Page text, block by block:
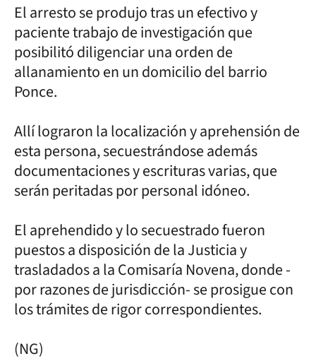
El arresto se produjo tras un efectivo y
paciente trabajo de investigación que
posibilitó diligenciar una orden de
allanamiento en un domicilio del barrio
Ponce.
Allí lograron la localización y aprehensión de
esta persona, secuestrándose además
documentaciones y escrituras varias, que
serán peritadas por personal idóneo.
El aprehendido y lo secuestrado fueron
puestos a disposición de la Justicia y
trasladados a la Comisaría Novena, donde -
por razones de jurisdicción- se prosigue con
los trámites de rigor correspondientes.
(NG)